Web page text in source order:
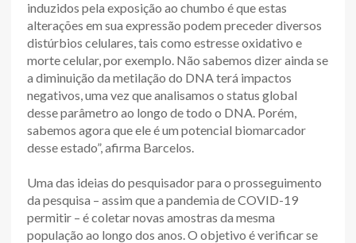
induzidos pela exposição ao chumbo é que estas
alterações em sua expressão podem preceder diversos
distúrbios celulares, tais como estresse oxidativo e
morte celular, por exemplo. Não sabemos dizer ainda se
a diminuição da metilação do DNA terá impactos
negativos, uma vez que analisamos o status global
desse parâmetro ao longo de todo o DNA. Porém,
sabemos agora que ele é um potencial biomarcador
desse estado”, afirma Barcelos.
Uma das ideias do pesquisador para o prosseguimento
da pesquisa – assim que a pandemia de COVID-19
permitir – é coletar novas amostras da mesma
população ao longo dos anos. O objetivo é verificar se